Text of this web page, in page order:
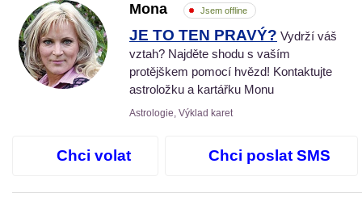
Mona Jsem offline
JE TO TEN PRAVÝ? Vydrží váš
vztah? Najděte shodu s vaším
protějškem pomocí hvězd! Kontaktujte
astroložku a kartářku Monu
Astrologie, Výklad karet
Chci volat Chci poslat SMS